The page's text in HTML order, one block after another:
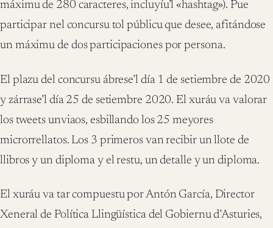
máximu de 280 caracteres, incluyíu’l «hashtag»). Pue
participar nel concursu tol públicu que desee, afitándose
un máximu de dos participaciones por persona.
El plazu del concursu ábrese’l día 1 de setiembre de 2020
y zárrase’l día 25 de setiembre 2020. El xuráu va valorar
los tweets unviaos, esbillando los 25 meyores
microrrellatos. Los 3 primeros van recibir un llote de
llibros y un diploma y el restu, un detalle y un diploma.
El xuráu va tar compuestu por Antón García, Director
Xeneral de Política Llingüística del Gobiernu d’Asturies,